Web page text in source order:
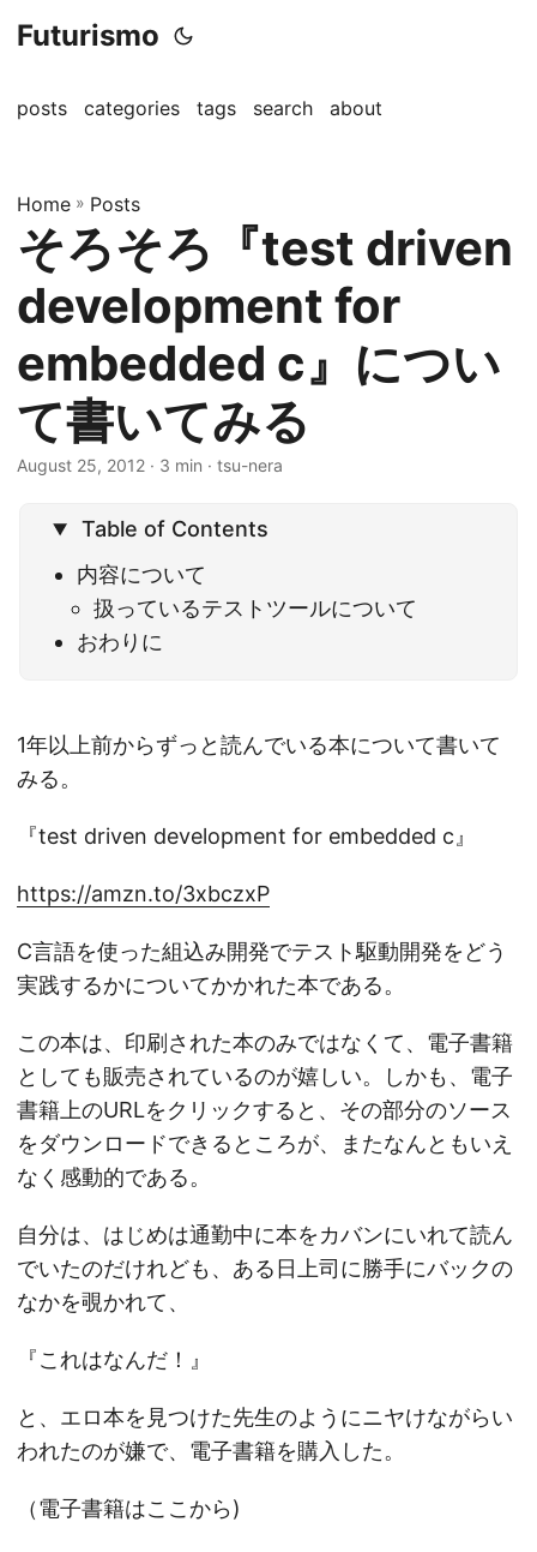
Futurismo
posts categories tags search about
Home » Posts
そろそろ『test driven
development for
embedded c』につい
て書いてみる
August 25, 2012 · 3 min · tsu-nera
Table of Contents
内容について
扱っているテストツールについて
おわりに
1年以上前からずっと読んでいる本について書いて
みる。
『test driven development for embedded c』
https://amzn.to/3xbczxP
C言語を使った組込み開発でテスト駆動開発をどう
実践するかについてかかれた本である。
この本は、印刷された本のみではなくて、電子書籍
としても販売されているのが嬉しい。しかも、電子
書籍上のURLをクリックすると、その部分のソース
をダウンロードできるところが、またなんともいえ
なく感動的である。
自分は、はじめは通勤中に本をカバンにいれて読ん
でいたのだけれども、ある日上司に勝手にバックの
なかを覗かれて、
『これはなんだ！』
と、エロ本を見つけた先生のようにニヤけながらい
われたのが嫌で、電子書籍を購入した。
（電子書籍はここから)